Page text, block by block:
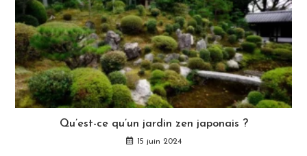
Qu’est-ce qu’un jardin zen japonais ?
15 juin 2024